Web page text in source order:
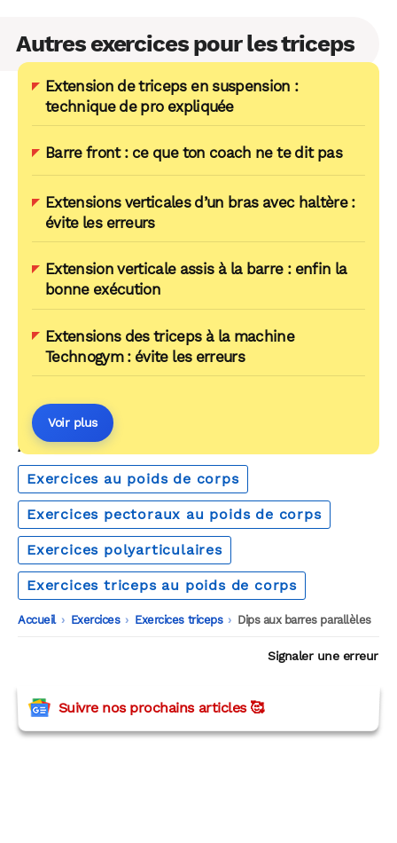
Autres exercices pour les triceps
Extension de triceps en suspension :
technique de pro expliquée
Barre front : ce que ton coach ne te dit pas
Extensions verticales d’un bras avec haltère :
évite les erreurs
Extension verticale assis à la barre : enfin la
bonne exécution
Extensions des triceps à la machine
Technogym : évite les erreurs
Voir plus
AUTOUR DU MÊME THÈME
Exercices au poids de corps
Exercices pectoraux au poids de corps
Exercices polyarticulaires
Exercices triceps au poids de corps
Accueil -
Exercices -
Exercices triceps -
Dips aux barres parallèles
Signaler une erreur
Suivre nos prochains articles 🥰